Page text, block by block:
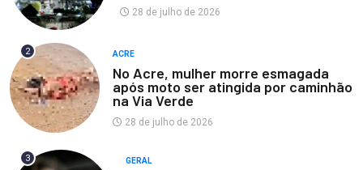
28 de julho de 2026
2 ACRE
No Acre, mulher morre esmagada
após moto ser atingida por caminhão
na Via Verde
28 de julho de 2026
3 GERAL